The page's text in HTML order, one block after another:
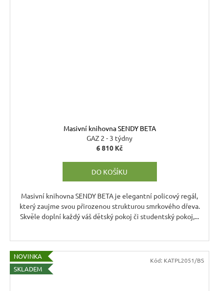
Masivní knihovna SENDY BETA
GAZ 2 - 3 týdny
6 810 Kč
DO KOŠÍKU
Masivní knihovna SENDY BETA je elegantní policový regál,
který zaujme svou přirozenou strukturou smrkového dřeva.
Skvěle doplní každý váš dětský pokoj či studentský pokoj,...
NOVINKA
SKLADEM
Kód: KATPL2051/BS